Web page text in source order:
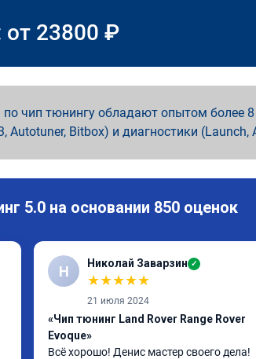
от 23800 ₽
чип тюнингу обладают опытом более
Autotuner, Bitbox) и диагностики (Launch,
5.0 на основании 850 оценок
Н Николай Заварзин ✓
★★★★★
21 июля 2024
«Чип тюнинг Land Rover Range Rover
Evoque»
Всё хорошо! Денис мастер своего дела!